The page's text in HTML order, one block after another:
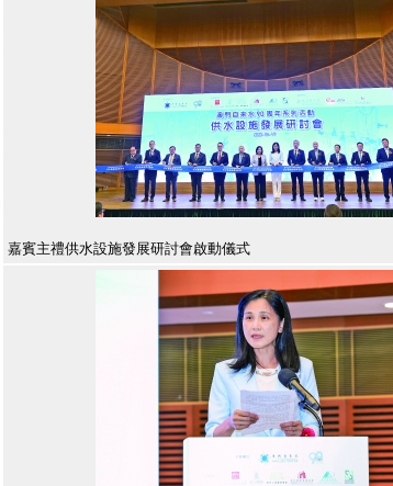
嘉賓主禮供水設施發展研討會啟動儀式